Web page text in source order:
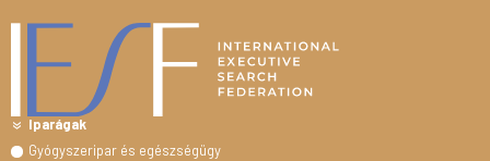
Iparágak
Gyógyszeripar és egészségügy